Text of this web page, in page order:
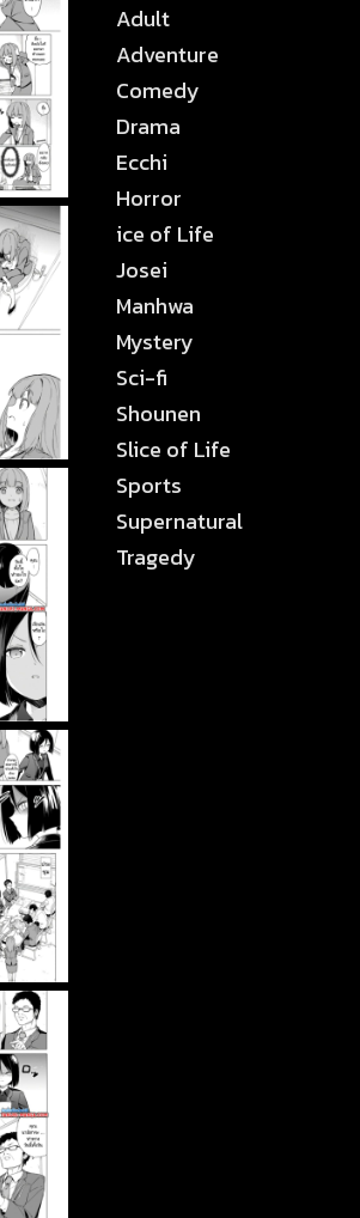
Adult
Adventure
Comedy
Drama
Ecchi
Horror
ice of Life
Josei
Manhwa
Mystery
Sci-fi
Shounen
Slice of Life
Sports
Supernatural
Tragedy